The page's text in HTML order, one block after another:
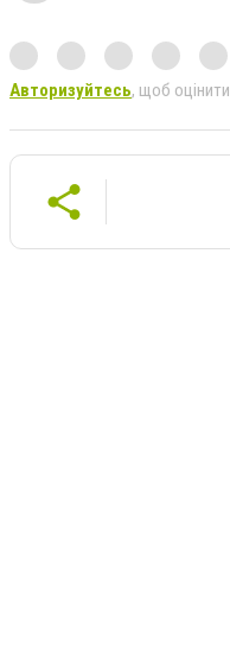
Авторизуйтесь, щоб оцінити